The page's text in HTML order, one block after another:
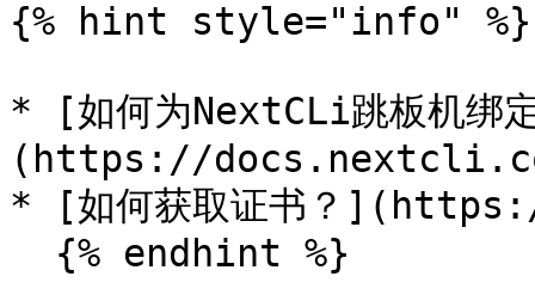
{% hint style="info" %}
* [如何为NextCLi跳板机绑
(https://
* [如何获取证书？